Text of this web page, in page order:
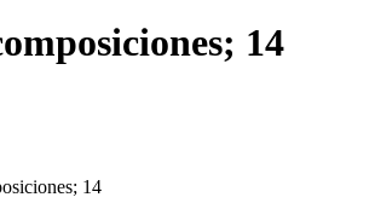
14
14